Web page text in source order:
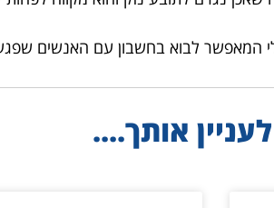
המאפשר לבוא בחשבון עם האנשים
אותך....